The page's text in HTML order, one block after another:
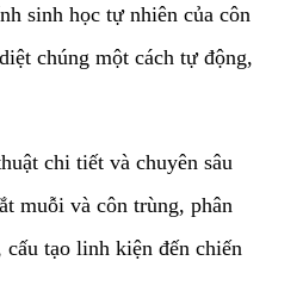
sinh học tự nhiên của côn
chúng một cách tự động,
chi tiết và chuyên sâu
muỗi và côn trùng, phân
tạo linh kiện đến chiến